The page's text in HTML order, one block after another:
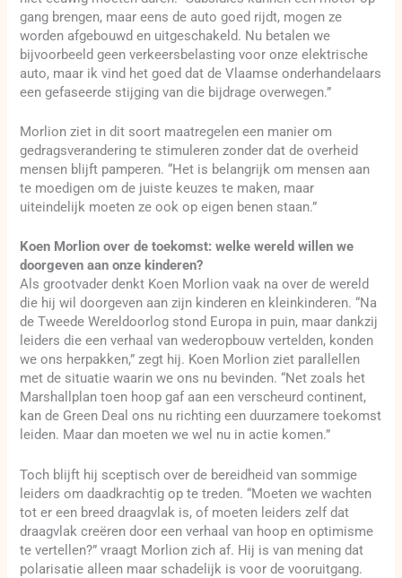
gang brengen, maar eens de auto goed rijdt, mogen ze
worden afgebouwd en uitgeschakeld. Nu betalen we
bijvoorbeeld geen verkeersbelasting voor onze elektrische
auto, maar ik vind het goed dat de Vlaamse onderhandelaars
een gefaseerde stijging van die bijdrage overwegen.”
Morlion ziet in dit soort maatregelen een manier om
gedragsverandering te stimuleren zonder dat de overheid
mensen blijft pamperen. “Het is belangrijk om mensen aan
te moedigen om de juiste keuzes te maken, maar
uiteindelijk moeten ze ook op eigen benen staan.”
Koen Morlion over de toekomst: welke wereld willen we
doorgeven aan onze kinderen?
Als grootvader denkt Koen Morlion vaak na over de wereld
die hij wil doorgeven aan zijn kinderen en kleinkinderen. “Na
de Tweede Wereldoorlog stond Europa in puin, maar dankzij
leiders die een verhaal van wederopbouw vertelden, konden
we ons herpakken,” zegt hij. Koen Morlion ziet parallellen
met de situatie waarin we ons nu bevinden. “Net zoals het
Marshallplan toen hoop gaf aan een verscheurd continent,
kan de Green Deal ons nu richting een duurzamere toekomst
leiden. Maar dan moeten we wel nu in actie komen.”
Toch blijft hij sceptisch over de bereidheid van sommige
leiders om daadkrachtig op te treden. “Moeten we wachten
tot er een breed draagvlak is, of moeten leiders zelf dat
draagvlak creëren door een verhaal van hoop en optimisme
te vertellen?” vraagt Morlion zich af. Hij is van mening dat
polarisatie alleen maar schadelijk is voor de vooruitgang.